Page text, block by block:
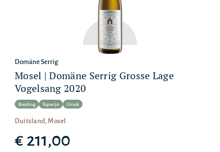
Domäne Serrig
Mosel | Domäne Serrig Grosse Lage
Vogelsang 2020
Riesling Topwijn Uniek
Duitsland, Mosel
€ 211,00